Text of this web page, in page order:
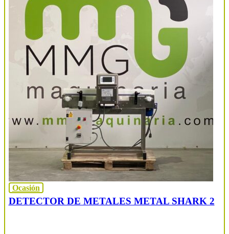
Ocasión
DETECTOR DE METALES METAL SHARK 2